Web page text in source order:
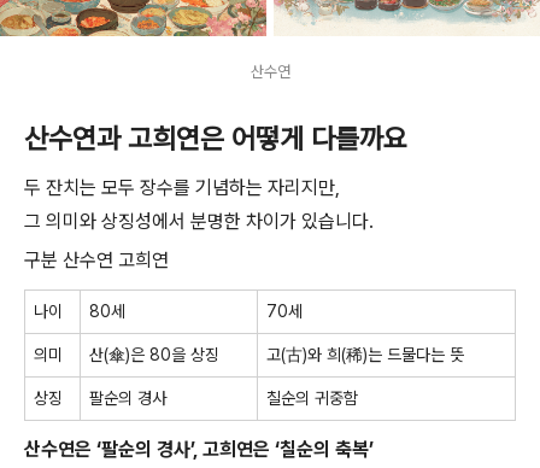
산수연
산수연과 고희연은 어떻게 다를까요
두 잔치는 모두 장수를 기념하는 자리지만,
그 의미와 상징성에서 분명한 차이가 있습니다.
구분 산수연 고희연
나이 80세 70세
의미 산(傘)은 80을 상징 고(古)와 희(稀)는 드물다는 뜻
상징 팔순의 경사 칠순의 귀중함
산수연은 ‘팔순의 경사’, 고희연은 ‘칠순의 축복’